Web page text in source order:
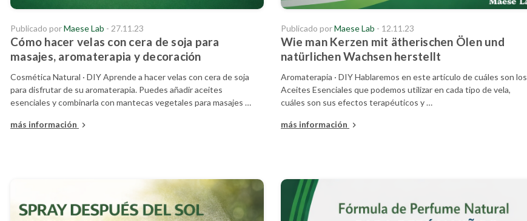
Publicado porMaese Lab - 27.11.23
Cómo hacer velas con cera de soja para
masajes, aromaterapia y decoración
Cosmética Natural · DIY Aprende a hacer velas con cera de soja
para disfrutar de su aromaterapia. Puedes añadir aceites
esenciales y combinarla con mantecas vegetales para masajes …
más información
Publicado porMaese Lab - 12.11.23
Wie man Kerzen mit ätherischen Ölen und
natürlichen Wachsen herstellt
Aromaterapia · DIY Hablaremos en este artículo de cuáles son los
Aceites Esenciales que podemos utilizar en cada tipo de vela,
cuáles son sus efectos terapéuticos y …
más información